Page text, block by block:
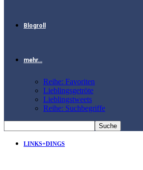
Blogroll
mehr…
Reihe: Favoriten
Lieblingsgetröte
Lieblingstweets
Reihe: Suchbegriffe
LINKS+DINGS